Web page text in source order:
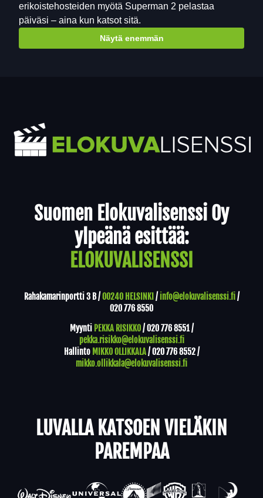
erikoistehosteiden myötä Superman 2 pelastaa
päiväsi – aina kun katsot sitä.
Näytä enemmän
Suomen Elokuvalisenssi Oy
ylpeänä esittää:
ELOKUVALISENSSI
Rahakamarinportti 3 B /00240 HELSINKI / info@elokuvalisenssi.fi/
020 776 8550
Myynti PEKKA RISIKKO/020 776 8551/
pekka.risikko@elokuvalisenssi.fi
Hallinto MIKKO OLLIKKALA/020 776 8552/
mikko.ollikkala@elokuvalisenssi.fi
LUVALLA KATSOEN VIELÄKIN
PAREMPAA